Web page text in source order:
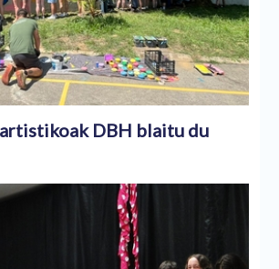
DBH blaitu du